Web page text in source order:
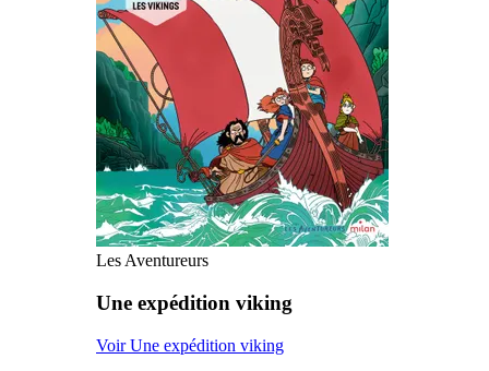
Les Aventureurs
Une expédition viking
Voir Une expédition viking